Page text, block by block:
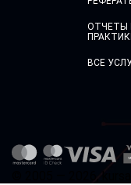
ОТЧЕТЫ
ВСЕ
© 2005 — 2026,